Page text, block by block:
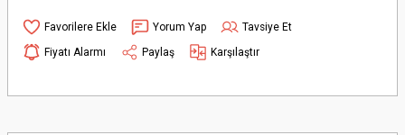
Yorum Yap
Tavsiye Et
Fiyatı Alarmı
Paylaş Karşılaştır